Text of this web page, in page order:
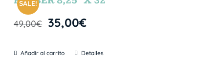
SALE!
49,00€ 35,00€
Añadir al carrito Detalles